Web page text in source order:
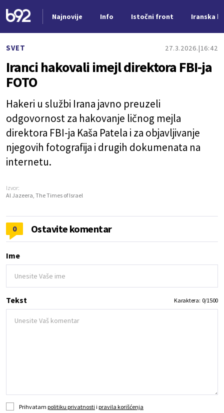
Najnovije Info Istočni front Iranska
SVET 27.3.2026. 16:42
Iranci hakovali imejl direktora FBI-ja
FOTO
Hakeri u službi Irana javno preuzeli
odgovornost za hakovanje ličnog mejla
direktora FBI-ja Kaša Patela i za objavljivanje
njegovih fotografija i drugih dokumenata na
internetu.
Izvor:
Al Jazeera, The Times of Israel
0 Ostavite komentar
Ime
Tekst Karaktera: 0/1500
Prihvatam politiku privatnosti i pravila korišćenja